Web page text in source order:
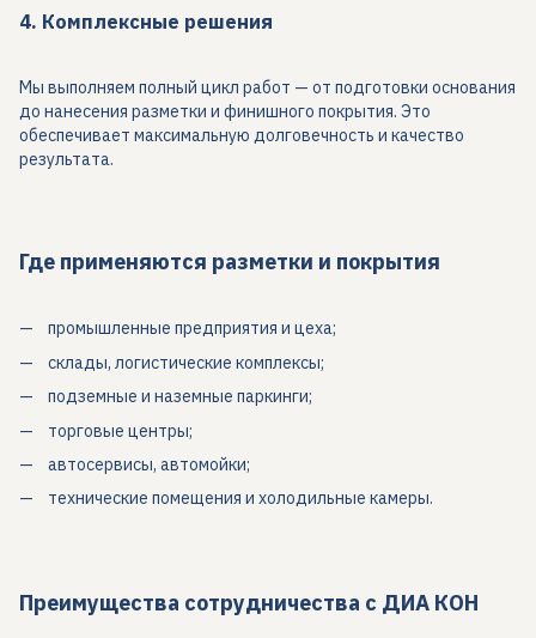
4. Комплексные решения
Мы выполняем полный цикл работ — от подготовки основания
до нанесения разметки и финишного покрытия. Это
обеспечивает максимальную долговечность и качество
результата.
Где применяются разметки и покрытия
промышленные предприятия и цеха;
склады, логистические комплексы;
подземные и наземные паркинги;
торговые центры;
автосервисы, автомойки;
технические помещения и холодильные камеры.
Преимущества сотрудничества с ДИА КОН